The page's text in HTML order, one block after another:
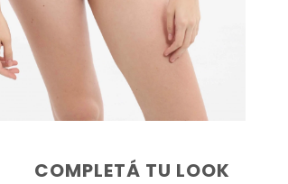
COMPLETÁ TU LOOK